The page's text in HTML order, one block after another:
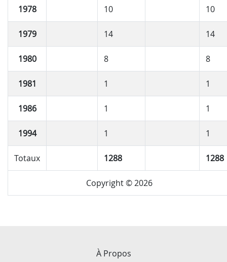
1978 10 10
1979 14 14
1980 8 8
1981 1 1
1986 1 1
1994 1 1
Totaux 1288 1288
Copyright © 2026
À Propos